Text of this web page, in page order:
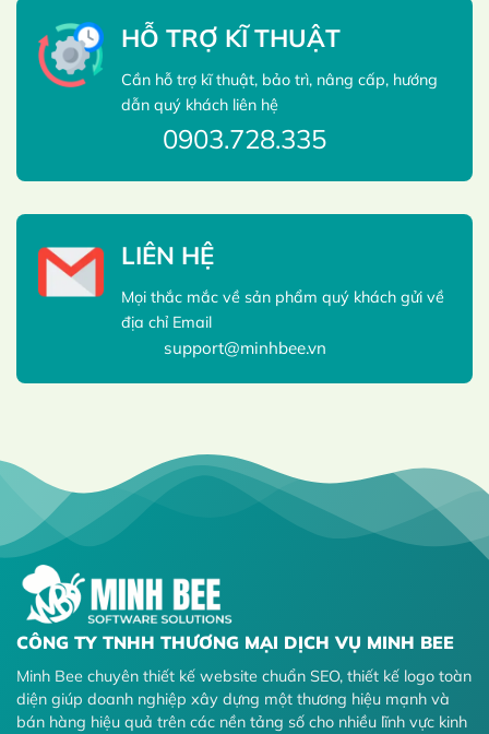
HỖ TRỢ KĨ THUẬT
Cần hỗ trợ kĩ thuật, bảo trì, nâng cấp, hướng
dẫn quý khách liên hệ
0903.728.335
LIÊN HỆ
Mọi thắc mắc về sản phẩm quý khách gửi về
địa chỉ Email
support@minhbee.vn
CÔNG TY TNHH THƯƠNG MẠI DỊCH VỤ MINH BEE
Minh Bee chuyên thiết kế website chuẩn SEO, thiết kế logo toàn
diện giúp doanh nghiệp xây dựng một thương hiệu mạnh và
bán hàng hiệu quả trên các nền tảng số cho nhiều lĩnh vực kinh